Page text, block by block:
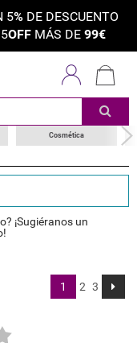
5%DE DESCUENTO
OFF MÁS DE 99€
Cosmética
¡Sugiéranos un
1 2 3